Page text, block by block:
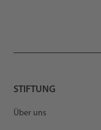
STIFTUNG
Über uns